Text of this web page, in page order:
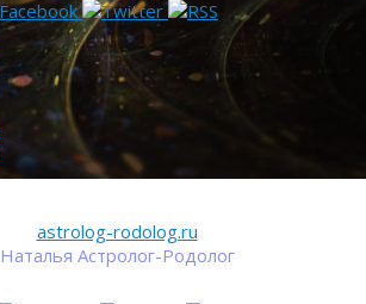
astrolog-rodolog.ru
Наталья Астролог-Родолог